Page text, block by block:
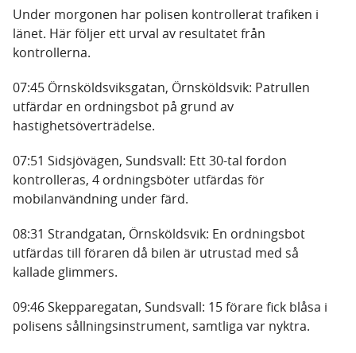
Under morgonen har polisen kontrollerat trafiken i
länet. Här följer ett urval av resultatet från
kontrollerna.
07:45 Örnsköldsviksgatan, Örnsköldsvik: Patrullen
utfärdar en ordningsbot på grund av
hastighetsöverträdelse.
07:51 Sidsjövägen, Sundsvall: Ett 30-tal fordon
kontrolleras, 4 ordningsböter utfärdas för
mobilanvändning under färd.
08:31 Strandgatan, Örnsköldsvik: En ordningsbot
utfärdas till föraren då bilen är utrustad med så
kallade glimmers.
09:46 Skepparegatan, Sundsvall: 15 förare fick blåsa i
polisens sållningsinstrument, samtliga var nyktra.